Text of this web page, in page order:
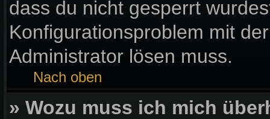
dass du nicht gesperrt
Konfigurationsproblem mit
Administrator lösen muss.
Nach oben
» Wozu muss ich mich